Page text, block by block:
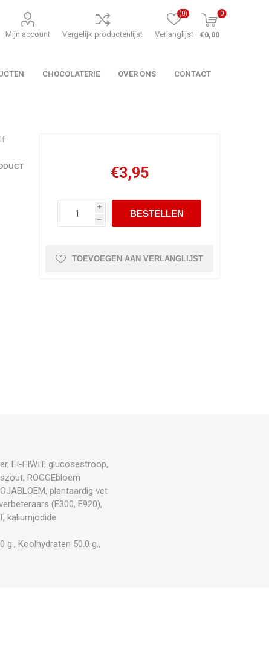
Mijn account Vergelijk productenlijst Verlanglijst
(0) 0
€0,00
CHOCOLATERIE OVER ONS CONTACT
€3,95
i
h
TOEVOEGEN AAN VERLANGLIJST
EI-EIWIT, glucosestroop,
ROGGEbloem
plantaardig vet
(E300, E920),
kaliumjodide
g., Koolhydraten 50.0 g.,